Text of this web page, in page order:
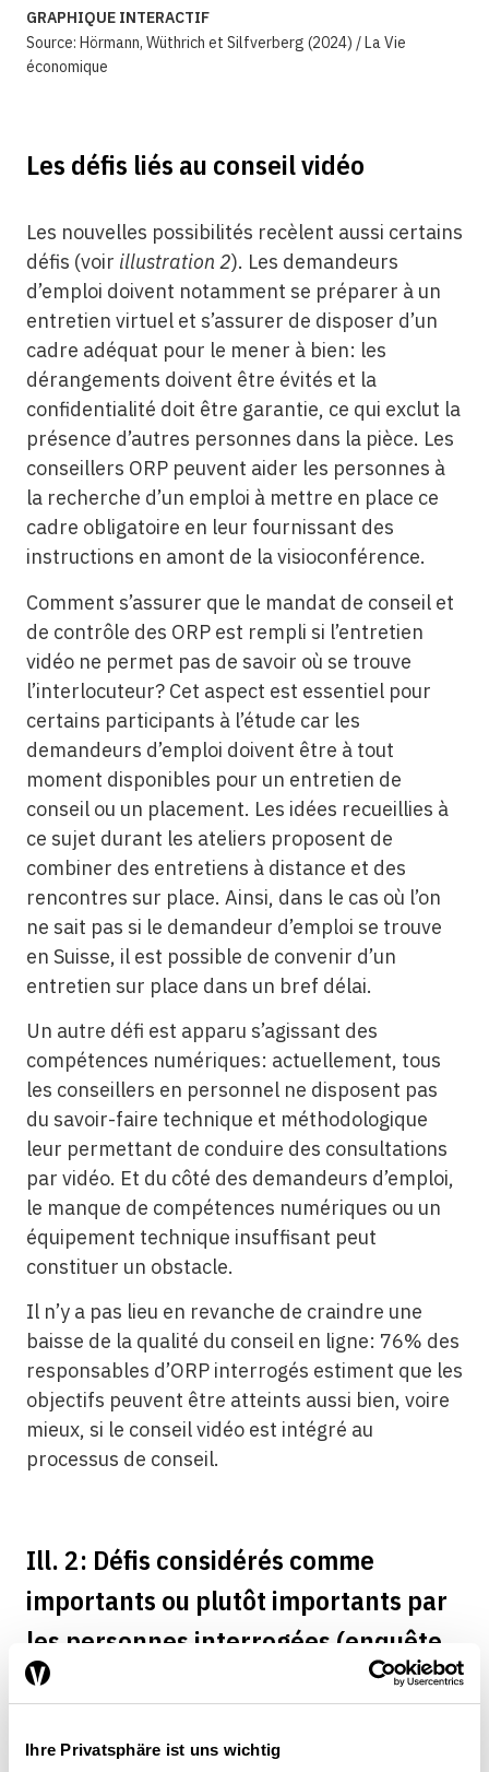
Ihre Privatsphäre ist uns wichtig
GRAPHIQUE INTERACTIF
Source: Hörmann, Wüthrich et Silfverberg (2024) / La Vie
économique
Les défis liés au conseil vidéo
Les nouvelles possibilités recèlent aussi certains
défis (voir illustration 2). Les demandeurs
d’emploi doivent notamment se préparer à un
entretien virtuel et s’assurer de disposer d’un
cadre adéquat pour le mener à bien: les
dérangements doivent être évités et la
confidentialité doit être garantie, ce qui exclut la
présence d’autres personnes dans la pièce. Les
conseillers ORP peuvent aider les personnes à
la recherche d’un emploi à mettre en place ce
cadre obligatoire en leur fournissant des
instructions en amont de la visioconférence.
Comment s’assurer que le mandat de conseil et
de contrôle des ORP est rempli si l’entretien
vidéo ne permet pas de savoir où se trouve
l’interlocuteur? Cet aspect est essentiel pour
certains participants à l’étude car les
demandeurs d’emploi doivent être à tout
moment disponibles pour un entretien de
conseil ou un placement. Les idées recueillies à
ce sujet durant les ateliers proposent de
combiner des entretiens à distance et des
rencontres sur place. Ainsi, dans le cas où l’on
ne sait pas si le demandeur d’emploi se trouve
en Suisse, il est possible de convenir d’un
entretien sur place dans un bref délai.
Un autre défi est apparu s’agissant des
compétences numériques: actuellement, tous
les conseillers en personnel ne disposent pas
du savoir-faire technique et méthodologique
leur permettant de conduire des consultations
par vidéo. Et du côté des demandeurs d’emploi,
le manque de compétences numériques ou un
équipement technique insuffisant peut
constituer un obstacle.
Il n’y a pas lieu en revanche de craindre une
baisse de la qualité du conseil en ligne: 76% des
responsables d’ORP interrogés estiment que les
objectifs peuvent être atteints aussi bien, voire
mieux, si le conseil vidéo est intégré au
processus de conseil.
Ill. 2: Défis considérés comme
importants ou plutôt importants par
les personnes interrogées (enquête
réalisée en 2023)
GRAPHIQUE INTERACTIF